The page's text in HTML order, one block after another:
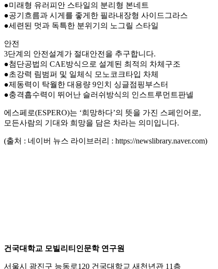
●미래형 유러피안 스타일의 분리형 본네트
●공기흐름과 시게를 좋게한 필라내장형 사이드그라스
●세련된 멋과 독특한 분위기의 노그릴 스타일
안전
3단계의 안전설계가 절대안전을 추구합니다.
●첨단공법의 CAE방식으로 설계된 최적의 차체구조
●초강력 림범퍼 및 일체식 모노코크타입 차체
●제동력이 탁월한 대용량 9인치 싱글점핑부스터
●충격흡수력이 뛰어난 슬러쉬방식의 인스트루먼트판넬
에스페로(ESPERO)는 ‘희망하다’의 뜻을 가진 스페인어로,
모든사람의 기대와 희망을 담은 차라는 의미입니다.
(출처 : 네이버 뉴스 라이브러리 : https://newslibrary.naver.com)
건국대학교 모빌리티인문학 연구원
서울시 광진구 능동로120 건국대학교 새천년관 11층